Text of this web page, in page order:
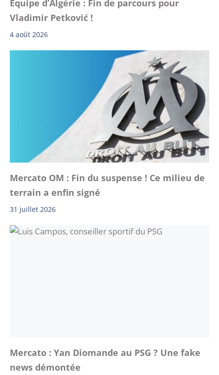
Équipe d’Algérie : Fin de parcours pour
Vladimir Petković !
4 août 2026
Mercato OM : Fin du suspense ! Ce milieu de
terrain a enfin signé
31 juillet 2026
Mercato : Yan Diomande au PSG ? Une fake
news démontée